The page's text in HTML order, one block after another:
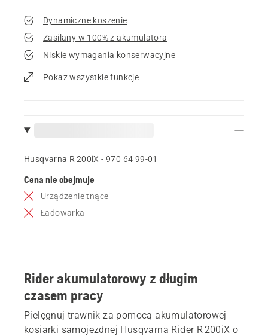
Dynamiczne koszenie
Zasilany w 100% z akumulatora
Niskie wymagania konserwacyjne
Pokaz wszystkie funkcje
Husqvarna R 200iX - 970 64 99‑01
Cena nie obejmuje
Urządzenie tnące
Ładowarka
Rider akumulatorowy z długim
czasem pracy
Pielęgnuj trawnik za pomocą akumulatorowej
kosiarki samojezdnej Husqvarna Rider R 200iX o